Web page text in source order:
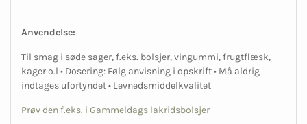
Anvendelse:
Til smag i søde sager, f.eks. bolsjer, vingummi, frugtflæsk,
kager o.l • Dosering: Følg anvisning i opskrift • Må aldrig
indtages ufortyndet • Levnedsmiddelkvalitet
Prøv den f.eks. i Gammeldags lakridsbolsjer